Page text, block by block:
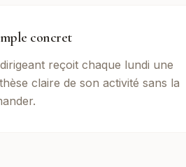
concret
reçoit chaque lundi une
claire de son activité sans la